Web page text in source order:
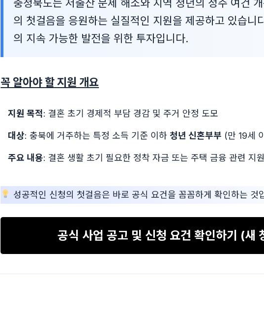
충청북도는 저출산 문제 해소와 지역 청년의 정주 여건
의 첫걸음을 응원하는 실질적인 지원을 제공하고 있습니
의 지속 가능한 발전을 위한 투자입니다.
꼭 알아야 할 지원 개요
지원 목적: 결혼 초기 경제적 부담 경감 및 주거 안정 도모
대상: 충북에 거주하는 특정 소득 기준 이하 청년 신혼부부 (만 19세
주요 내용: 결혼 생활 초기 필요한 정착 자금 또는 주택 금융 관련 지원
성공적인 신청의 첫걸음은 바로 공식 요건을 꼼꼼하게 확인하는 것
공식 사업 공고 및 신청 요건 확인하기 (새